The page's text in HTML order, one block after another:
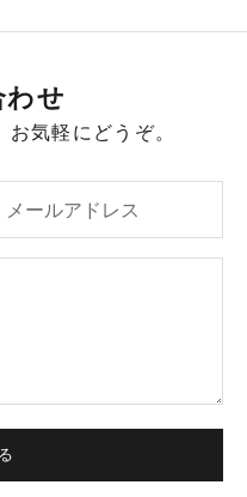
わせ
気軽にどうぞ。